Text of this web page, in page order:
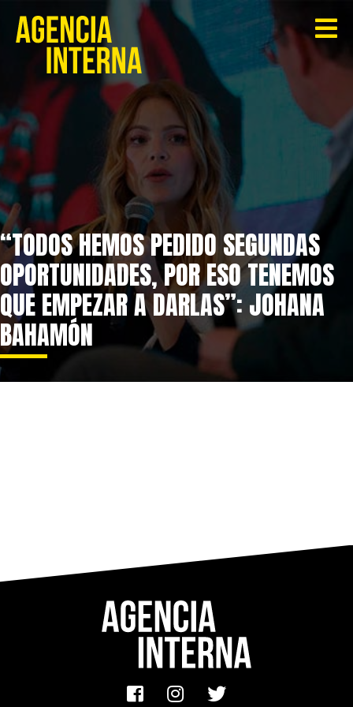
“TODOS HEMOS PEDIDO SEGUNDAS
OPORTUNIDADES, POR ESO TENEMOS
QUE EMPEZAR A DARLAS”: JOHANA
BAHAMÓN